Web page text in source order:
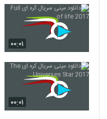
۰۰:۰۱
۰۰:۰۱